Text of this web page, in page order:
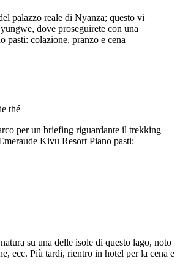
palazzo reale di Nyanza; questo vi
dove proseguirete con una
pasti: colazione, pranzo e cena
per un briefing riguardante il trekking
Kivu Resort Piano pasti:
su una delle isole di questo lago, noto
ecc. Più tardi, rientro in hotel per la cena e